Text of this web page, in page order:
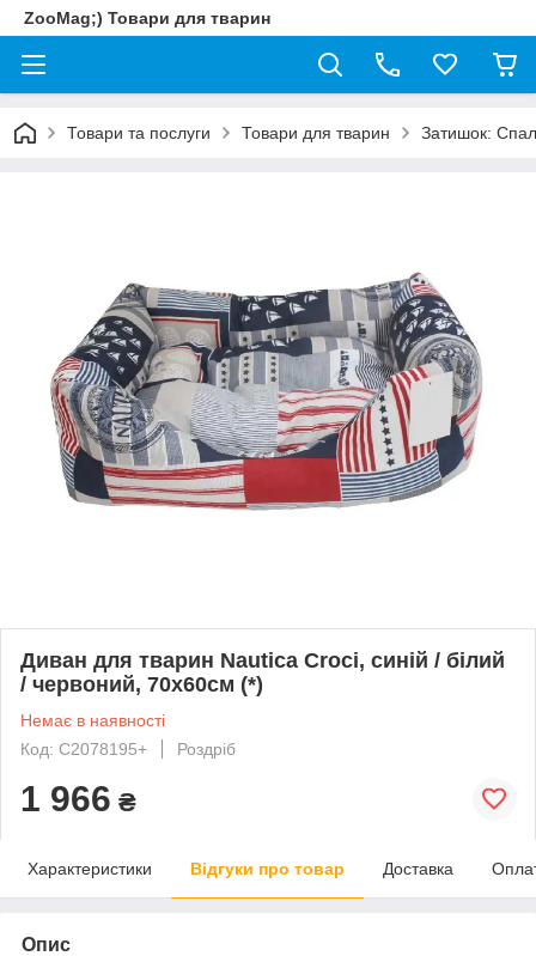
ZooMag;) Товари для тварин
Товари та послуги Товари для тварин Затишок:
Диван для тварин Nautica Croci, синій / білий
/ червоний, 70х60см (*)
Немає в наявності
Код: C2078195+
Роздріб
1 966 ₴
Характеристики Відгуки про товар Доставка
Опис